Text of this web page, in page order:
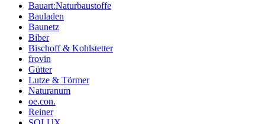
Bauart:Naturbaustoffe
Bauladen
Baunetz
Biber
Bischoff & Kohlstetter
frovin
Gütter
Lutze & Törmer
Naturanum
oe.con.
Reiner